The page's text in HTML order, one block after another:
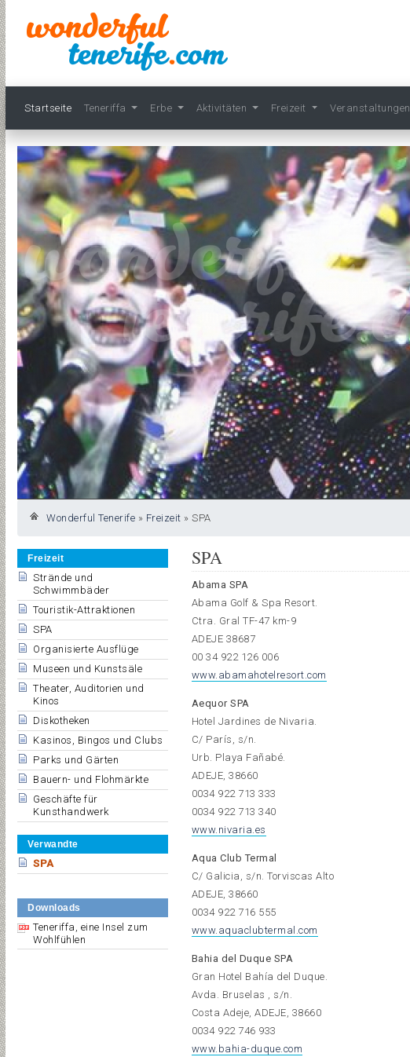
Startseite Teneriffa Erbe Aktivitäten Freizeit Veranstaltungen
Wonderful Tenerife » Freizeit » SPA
Freizeit
Strände und
Schwimmbäder
Touristik-Attraktionen
SPA
Organisierte Ausflüge
Museen und Kunstsäle
Theater, Auditorien und
Kinos
Diskotheken
Kasinos, Bingos und Clubs
Parks und Gärten
Bauern- und Flohmärkte
Geschäfte für
Kunsthandwerk
Verwandte
SPA
Downloads
Teneriffa, eine Insel zum
Wohlfühlen
SPA
Abama SPA
Abama Golf & Spa Resort.
Ctra. Gral TF-47 km-9
ADEJE 38687
00 34 922 126 006
www.abamahotelresort.com
Aequor SPA
Hotel Jardines de Nivaria.
C/ París, s/n.
Urb. Playa Fañabé.
ADEJE, 38660
0034 922 713 333
0034 922 713 340
www.nivaria.es
Aqua Club Termal
C/ Galicia, s/n. Torviscas Alto
ADEJE, 38660
0034 922 716 555
www.aquaclubtermal.com
Bahia del Duque SPA
Gran Hotel Bahía del Duque.
Avda. Bruselas , s/n.
Costa Adeje, ADEJE, 38660
0034 922 746 933
www.bahia-duque.com